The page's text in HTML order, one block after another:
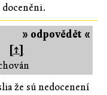
» odpovědět «
[↑]
že sú nedocenení